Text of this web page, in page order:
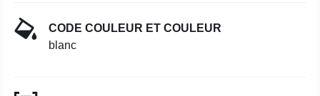
CODE COULEUR ET COULEUR
blanc